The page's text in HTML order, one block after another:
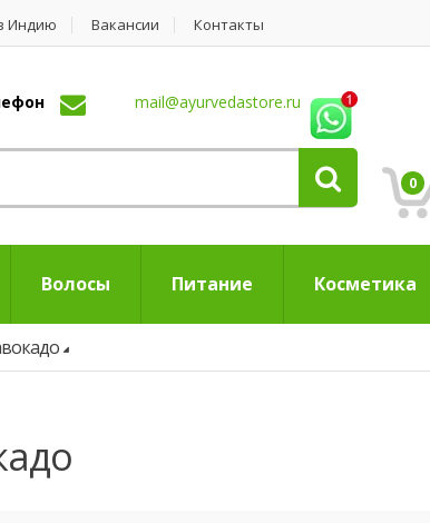
Индию Вакансии Контакты
mail@ayurvedastore.ru
0
Волосы Питание Косметика